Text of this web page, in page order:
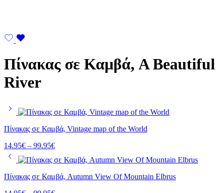
Πίνακας σε Καμβά, A Beautiful
River
Πίνακας σε Καμβά, Vintage map of the World
14.95€ – 99.95€Price
14.95€
through
99.95€
Πίνακας σε Καμβά, Autumn View Of Mountain Elbrus